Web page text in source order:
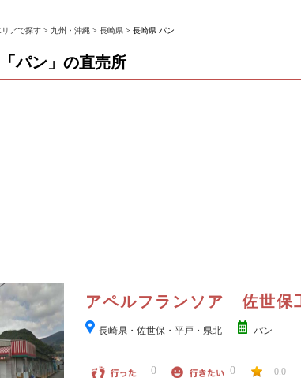
リアで探す > 九州・沖縄 > 長崎県 > 長崎県 パン
「パン」の直売所
アペルフランソア 佐世保
長崎県・佐世保・平戸・県北 パン
0 0 0.0